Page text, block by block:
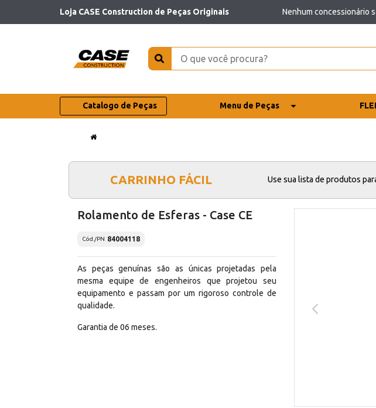
Loja CASE Construction de Peças Originais Nenhum concessionário
Catalogo de Peças Menu de Peças
CARRINHO FÁCIL Use sua lista de produtos
Rolamento de Esferas - Case CE
Cód./PN 84004118
As peças genuínas são as únicas projetadas pela
mesma equipe de engenheiros que projetou seu
equipamento e passam por um rigoroso controle de
qualidade.
Garantia de 06 meses.